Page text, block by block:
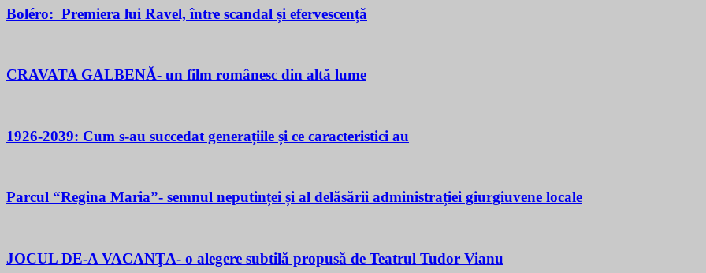
Boléro: Premiera lui Ravel, între scandal și efervescență
CRAVATA GALBENĂ- un film românesc din altă lume
1926-2039: Cum s-au succedat generațiile și ce caracteristici au
Parcul “Regina Maria”- semnul neputinței și al delăsării administrației giurgiuvene locale
JOCUL DE-A VACANŢA- o alegere subtilă propusă de Teatrul Tudor Vianu